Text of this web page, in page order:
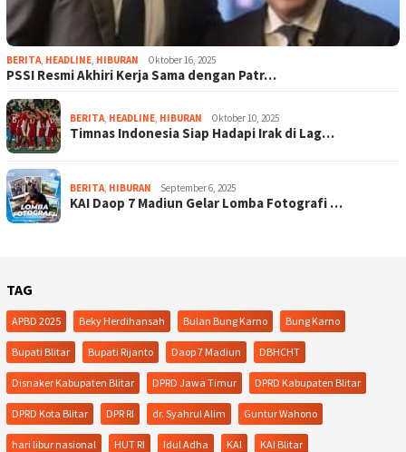
BERITA HEADLINE HIBURAN Oktober 16, 2025
PSSI Resmi Akhiri Kerja Sama dengan Patr…
BERITA HEADLINE HIBURAN Oktober 10, 2025
Timnas Indonesia Siap Hadapi Irak di Lag…
BERITA HIBURAN September 6, 2025
KAI Daop 7 Madiun Gelar Lomba Fotografi …
TAG
APBD 2025 Beky Herdihansah Bulan Bung Karno Bung Karno
Bupati Blitar Bupati Rijanto Daop 7 Madiun DBHCHT
Disnaker Kabupaten Blitar DPRD Jawa Timur DPRD Kabupaten Blitar
DPRD Kota Blitar DPR RI dr. Syahrul Alim Guntur Wahono
hari libur nasional HUT RI Idul Adha KAI KAI Blitar